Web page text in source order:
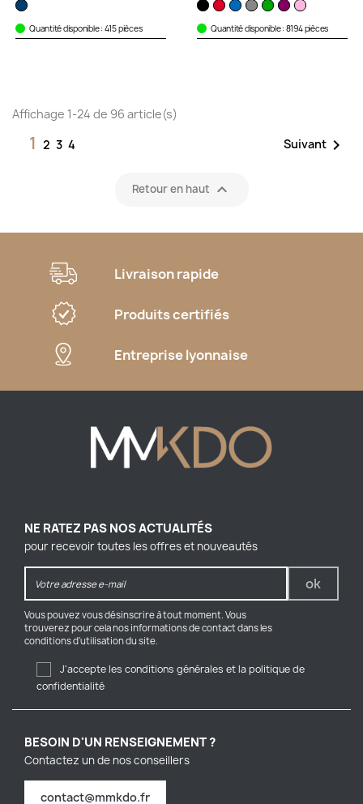
Quantité disponible : 415 pièces Quantité disponible : 8194 pièces
Affichage 1-24 de 96 article(s)
1 2 3 4 Suivant 
Retour en haut 
Livraison rapide
Produits certifiés
Entreprise lyonnaise
NE RATEZ PAS NOS ACTUALITÉS
pour recevoir toutes les offres et nouveautés
Vous pouvez vous désinscrire à tout moment. Vous
trouverez pour cela nos informations de contact dans les
conditions d'utilisation du site.
J'accepte les conditions générales et la politique de
confidentialité
BESOIN D'UN RENSEIGNEMENT ?
Contactez un de nos conseillers
contact@mmkdo.fr